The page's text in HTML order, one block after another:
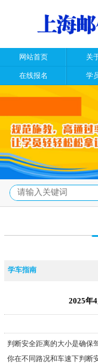
网站首页 关
在线报名 学
学车指南
2025年
判断安全距离的大小是确保
你在不同路况和车速下判断